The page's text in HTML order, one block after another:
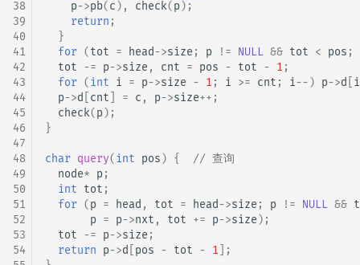
38
39
40
41
42
43
44
45
46
47
48
49
50
51
52
53
54
p->pb(c), check(p);
return ;
}
for (tot = head->size ; p != NULL && tot < pos ;
tot -= p->size , cnt = pos - tot - 1 ;
for (int i = p->size - 1 ; i >= cnt ; i--) p->d
i
p->d cnt = c , p->size++ ;
check(p);
}
char query(int pos) {
// 查询
node* p ;
int tot ;
for (p = head , tot = head->size ; p != NULL &&
p = p->nxt , tot += p->size);
tot -= p->size ;
return p->d pos - tot - 1 ];